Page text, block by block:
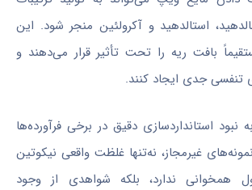
استالدهید و آکرولئین منجر شود. این
بافت ریه را تحت تأثیر قرار می‌دهند و
تنفسی جدی ایجاد کنند.
نبود استانداردسازی دقیق در برخی فرآورده‌ها
غیرمجاز، نه‌تنها غلظت واقعی نیکوتین
ندارد، بلکه شواهدی از وجود